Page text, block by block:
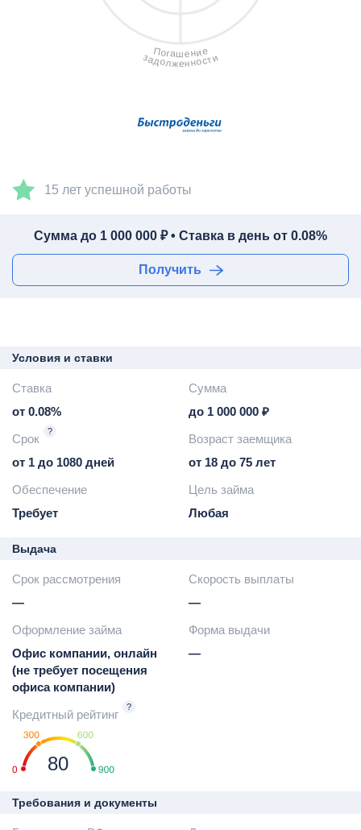
Погашение
задолженности
15 лет успешной работы
Сумма до 1 000 000 ₽ • Ставка в день от 0.08%
Получить
Условия и ставки
Ставка
от 0.08%
Сумма
до 1 000 000 ₽
Срок
?
от 1 до 1080 дней
Возраст заемщика
от 18 до 75 лет
Обеспечение
Требует
Цель займа
Любая
Выдача
Срок рассмотрения
—
Скорость выплаты
—
Оформление займа
Офис компании, онлайн
(не требует посещения
офиса компании)
Форма выдачи
—
Кредитный рейтинг
?
80
Требования и документы